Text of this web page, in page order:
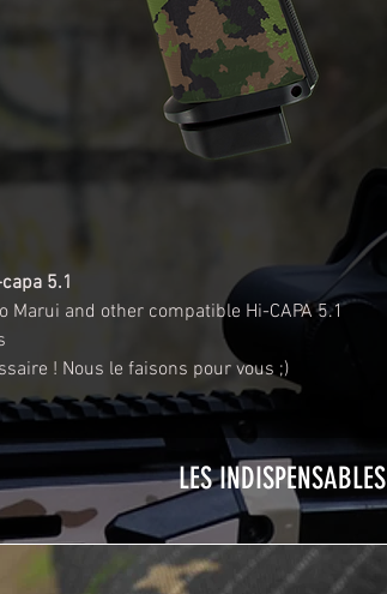
5.1
Marui and other compatible Hi-CAPA 5.1
! Nous le faisons pour vous ;)
LES INDISPENSABLES